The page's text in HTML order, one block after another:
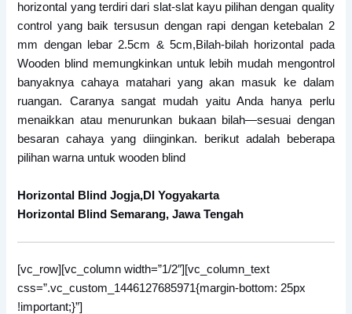
horizontal yang terdiri dari slat-slat kayu pilihan dengan quality
control yang baik tersusun dengan rapi dengan ketebalan 2
mm dengan lebar 2.5cm & 5cm,Bilah-bilah horizontal pada
Wooden blind memungkinkan untuk lebih mudah mengontrol
banyaknya cahaya matahari yang akan masuk ke dalam
ruangan. Caranya sangat mudah yaitu Anda hanya perlu
menaikkan atau menurunkan bukaan bilah—sesuai dengan
besaran cahaya yang diinginkan. berikut adalah beberapa
pilihan warna untuk wooden blind
Horizontal Blind Jogja,DI Yogyakarta
Horizontal Blind Semarang, Jawa Tengah
[vc_row][vc_column width=”1/2″][vc_column_text
css=”.vc_custom_1446127685971{margin-bottom: 25px
!important;}”]